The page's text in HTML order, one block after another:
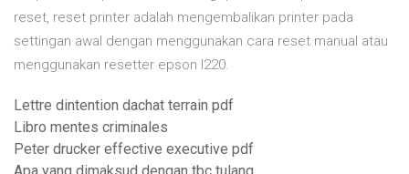
reset, reset printer adalah mengembalikan printer pada
settingan awal dengan menggunakan cara reset manual atau
menggunakan resetter epson l220.
Lettre dintention dachat terrain pdf
Libro mentes criminales
Peter drucker effective executive pdf